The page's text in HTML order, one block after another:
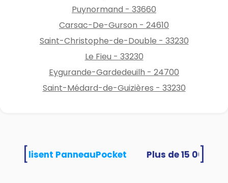
Puynormand - 33660
Carsac-De-Gurson - 24610
Saint-Christophe-de-Double - 33230
Le Fieu - 33230
Eygurande-Gardedeuilh - 24700
Saint-Médard-de-Guizières - 33230
utilisent PanneauPocket